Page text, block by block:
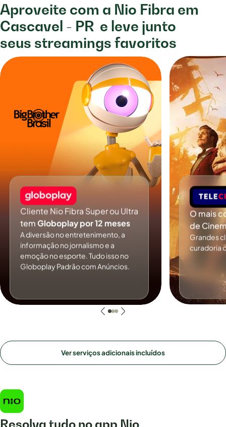
Aproveite com a Nio Fibra em
Cascavel - PR e leve junto
seus streamings favoritos
Cliente Nio Fibra Super ou Ultra
temGloboplay por 12 meses
A diversão no entretenimento, a
informação no jornalismo e a
emoção no esporte. Tudo isso no
Globoplay Padrão com Anúncios.
O mais
de
Grandes
curadoria
Ver serviços adicionais incluídos
Resolva tudo no app Nio